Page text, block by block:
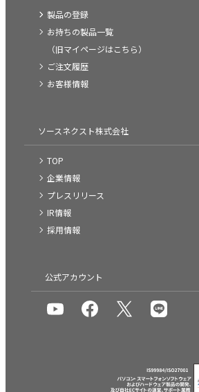
製品の登録
お持ちの製品一覧
（旧マイページはこちら）
ご注文履歴
お客様情報
ソースネクスト株式会社
TOP
企業情報
プレスリリース
IR情報
採用情報
公式アカウント